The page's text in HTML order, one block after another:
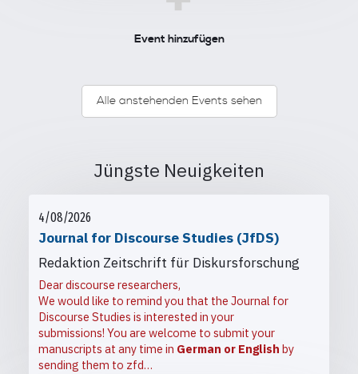
Event hinzufügen
Alle anstehenden Events sehen
Jüngste Neuigkeiten
4/08/2026
Journal for Discourse Studies (JfDS)
Redaktion Zeitschrift für Diskursforschung
Dear discourse researchers,
We would like to remind you that the Journal for
Discourse Studies is interested in your
submissions! You are welcome to submit your
manuscripts at any time in German or English by
sending them to zfd…